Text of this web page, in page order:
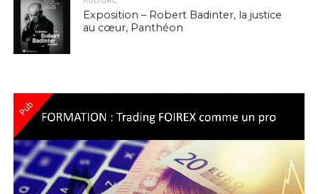
Exposition – Robert Badinter, la justice
au cœur, Panthéon